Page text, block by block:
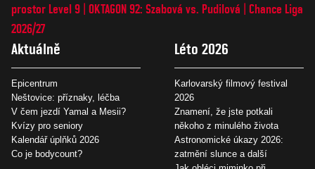
prostor Level 9 OKTAGON 92: Szabová vs. Pudilová
Chance Liga
2026/27
Aktuálně
Epicentrum
Neštovice: příznaky, léčba
V čem jezdí Yamal a Mesii?
Kvízy pro seniory
Kalendář úplňků 2026
Co je bodycount?
Léto 2026
Karlovarský filmový festival
2026
Znamení, že jste potkali
někoho z minulého života
Astronomické úkazy 2026:
zatmění slunce a další